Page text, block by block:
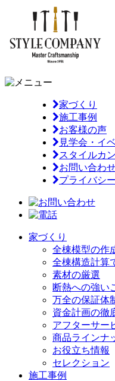
家づくり
施工事例
お客様の声
見学会・イ
スタイルカ
お問い合わ
プライバシ
家づくり
全棟模型の作
全棟構造計算
素材の厳選
断熱への強い
万全の保証体
資金計画の徹
アフターサー
商品ラインナ
お役立ち情報
セレクション
施工事例